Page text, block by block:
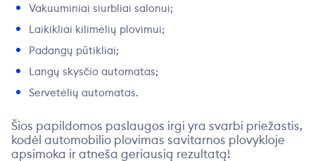
Vakuuminiai siurbliai salonui;
Laikikliai kilimėlių plovimui;
Padangų pūtikliai;
Langų skysčio automatas;
Servetėlių automatas.
Šios papildomos paslaugos irgi yra svarbi priežastis,
kodėl automobilio plovimas savitarnos plovykloje
apsimoka ir atneša geriausią rezultatą!